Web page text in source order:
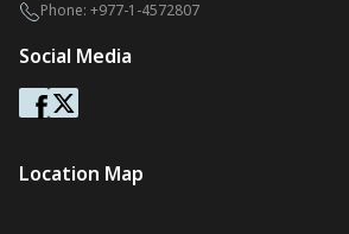
Phone: +977-1-4572807
Social Media
Location Map